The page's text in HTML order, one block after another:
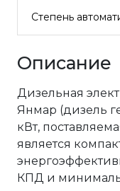
Степень
Описание
Дизельная
Янмар (дизель
кВт,
является
КПД и